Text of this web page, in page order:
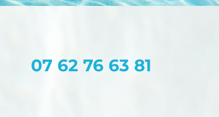
07 62 76 63 81